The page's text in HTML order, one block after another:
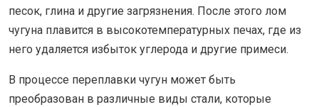
песок, глина и другие загрязнения. После этого лом
чугуна плавится в высокотемпературных печах, где из
него удаляется избыток углерода и другие примеси.
В процессе переплавки чугун может быть
преобразован в различные виды стали, которые